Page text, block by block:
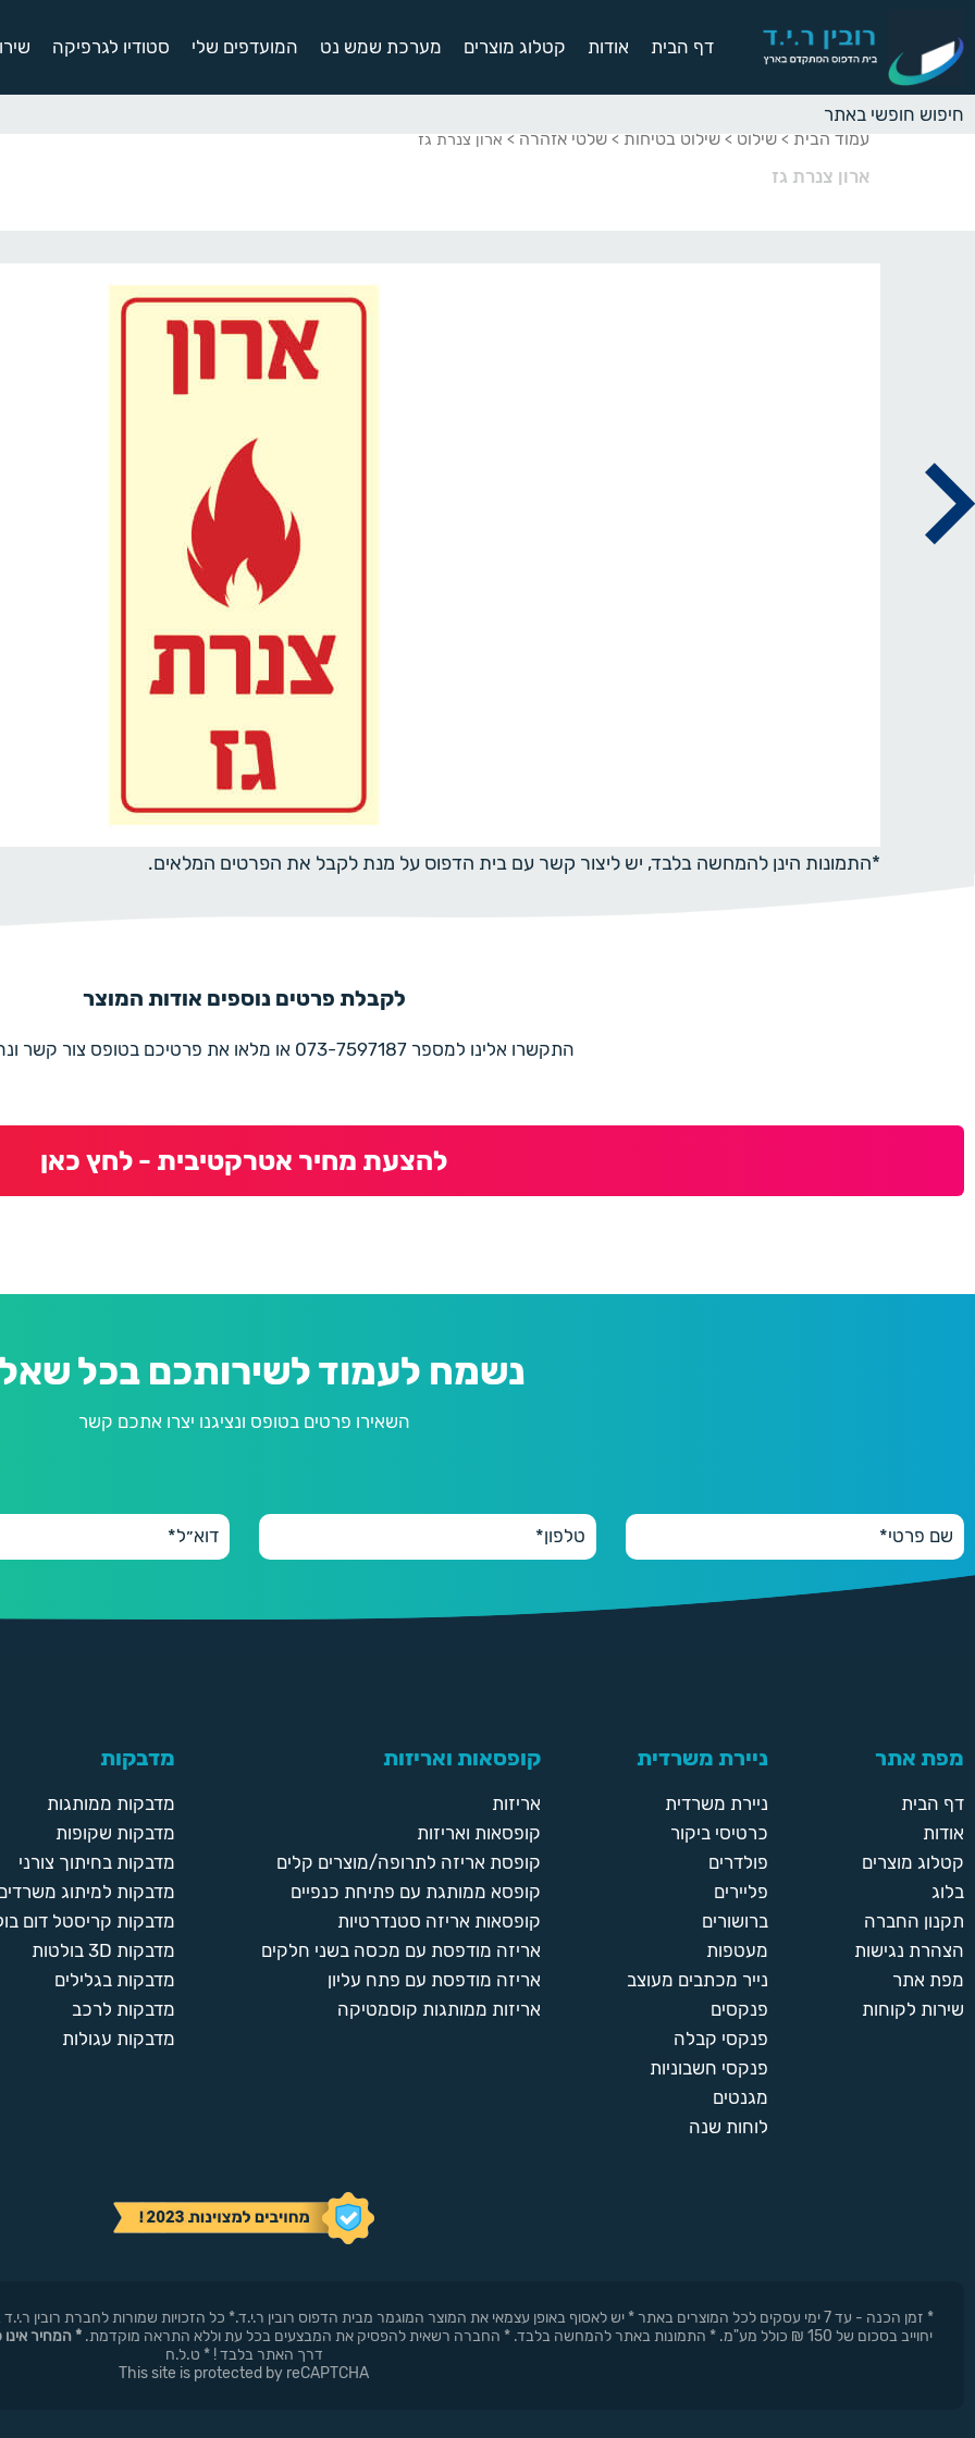
דף הבית אודות קטלוג מוצרים מערכת שמש נט המועדפים שלי סטודיו לגרפיקה
עמוד הבית > שילוט > שילוט בטיחות > שלטי אזהרה > ארון צנרת גז
ארון צנרת גז
*התמונות הינן להמחשה בלבד, יש ליצור קשר עם בית הדפוס על מנת לקבל את הפרטים המלאים.
לקבלת פרטים נוספים אודות המוצר
התקשרו אלינו למספר 073-7597187 או מלאו את פרטיכם בטופס צור קשר ונחזור בהקדם
להצעת מחיר אטרקטיבית - לחץ כאן
נשמח לעמוד לשירותכם בכל
השאירו פרטים בטופס ונציגנו יצרו אתכם קשר
מפת אתר
דף הבית
אודות
קטלוג מוצרים
בלוג
תקנון החברה
הצהרת נגישות
מפת אתר
שירות לקוחות
ניירת משרדית
ניירת משרדית
כרטיסי ביקור
פולדרים
פליירים
ברושורים
מעטפות
נייר מכתבים מעוצב
פנקסים
פנקסי קבלה
פנקסי חשבוניות
מגנטים
לוחות שנה
קופסאות ואריזות
אריזות
קופסאות ואריזות
קופסת אריזה לתרופה/מוצרים קלים
קופסא ממותגת עם פתיחת כנפיים
קופסאות אריזה סטנדרטיות
אריזה מודפסת עם מכסה בשני חלקים
אריזה מודפסת עם פתח עליון
אריזות ממותגות קוסמטיקה
מדבקות
מדבקות ממותגות
מדבקות שקופות
מדבקות בחיתוך צורני
מדבקות למיתוג
מדבקות קריסטל דום
מדבקות 3D בולטות
מדבקות בגלילים
מדבקות לרכב
מדבקות עגולות
* זמן הכנה - עד 7 ימי עסקים לכל המוצרים באתר * יש לאסוף באופן עצמאי את המוצר המוגמר מבית הדפוס רובין ר.י.ד.* כל הזכויות שמורות לחברת
יחוייב בסכום של 150 ₪ כולל מע"מ. * התמונות באתר להמחשה בלבד. * החברה רשאית להפסיק את המבצעים בכל עת וללא התראה מוקדמת.
* המחיר
דרך האתר בלבד ! * ט.ל.ח
This site is protected by reCAPTCHA